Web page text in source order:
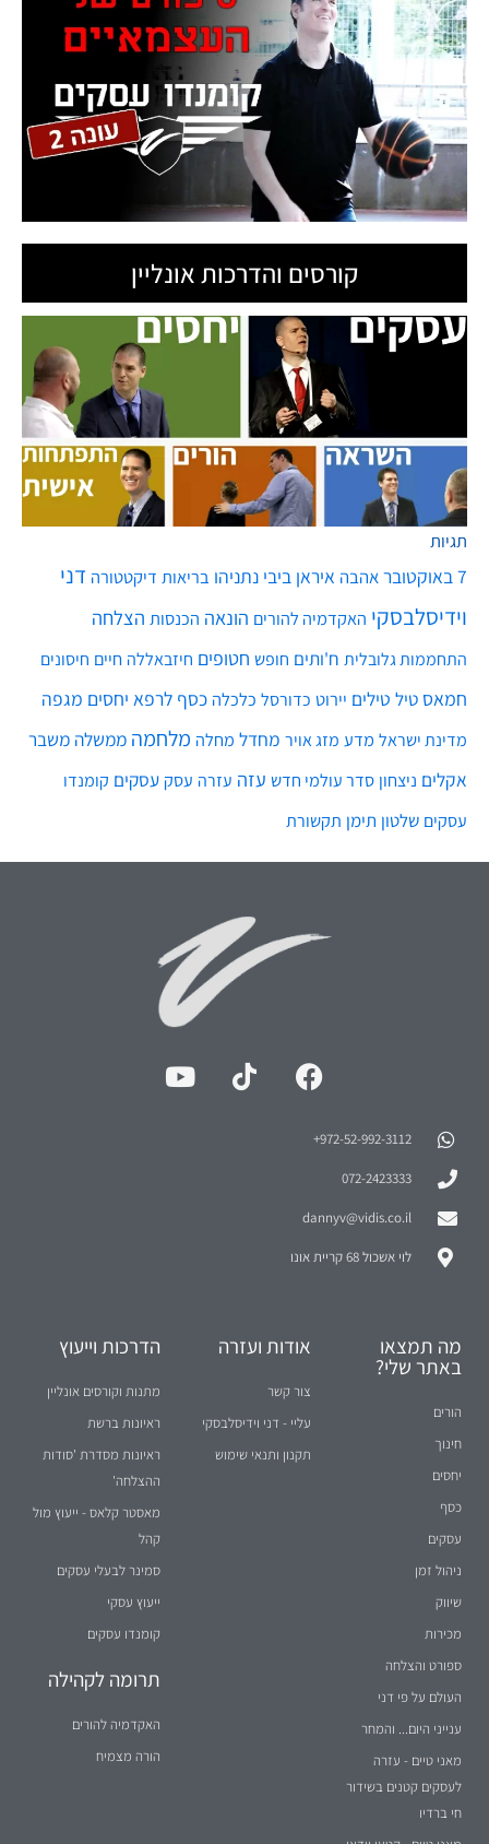
קורסים והדרכות אונליין
תגיות
7 באוקטובר אהבה איראן ביבי נתניהו בריאות דיקטטורה דני
וידיסלבסקי האקדמיה להורים הונאה הכנסות הצלחה
התחממות גלובלית ח'ותים חופש חטופים חיזבאללה חיים חיסונים
חמאס טיל טילים יירוט כדורסל כלכלה כסף לרפא יחסים מגפה
מדינת ישראל מדע מזג אויר מחדל מחלה מלחמה ממשלה משבר
אקלים ניצחון סדר עולמי חדש עזה עזרה עסק עסקים קומנדו
עסקים שלטון תימן תקשורת
972-52-992-3112⁩+
072-2423333
dannyv@vidis.co.il
לוי אשכול 68 קריית אונו
מה תמצאו
באתר שלי?
הורים
חינוך
יחסים
כסף
עסקים
ניהול זמן
שיווק
מכירות
ספורט והצלחה
העולם על פי דני
ענייני היום... והמחר
מאני טיים - עזרה
לעסקים קטנים בשידור
חי ברדיו
אודות ועזרה
צור קשר
עליי - דני וידיסלבסקי
תקנון ותנאי שימוש
הדרכות וייעוץ
מתנות וקורסים אונליין
ראיונות ברשת
ראיונות מסדרת 'סודות
ההצלחה'
מאסטר קלאס - ייעוץ מול
קהל
סמינר לבעלי עסקים
ייעוץ עסקי
קומנדו עסקים
תרומה לקהילה
האקדמיה להורים
הורה מצמיח